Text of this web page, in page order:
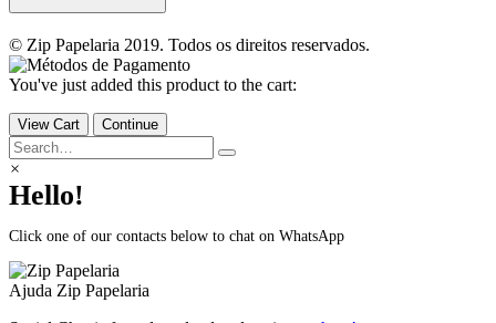
© Zip Papelaria 2019. Todos os direitos reservados.
You've just added this product to the cart:
View Cart Continue
×
Hello!
Click one of our contacts below to chat on WhatsApp
Ajuda Zip Papelaria